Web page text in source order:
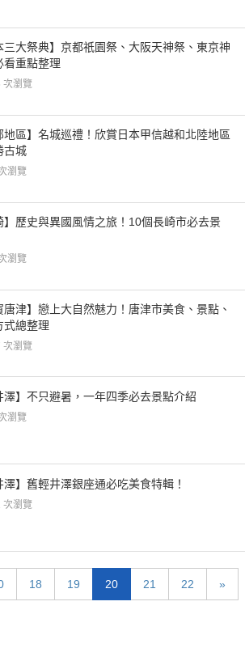
三大祭典】京都祇園祭、大阪天神祭、東京神
看重點整理
次瀏覽
地區】名城巡禮！欣賞日本甲信越和北陸地區
古城
瀏覽
】歷史與異國風情之旅！10個長崎市必去景
瀏覽
唐津】戀上大自然魅力！唐津市美食、景點、
式總整理
次瀏覽
澤】不只避暑，一年四季必去景點介紹
瀏覽
澤】舊輕井澤銀座通必吃美食特輯！
次瀏覽
18 19 20 21 22 »